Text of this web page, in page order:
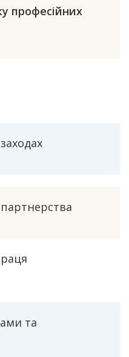
професійних
та